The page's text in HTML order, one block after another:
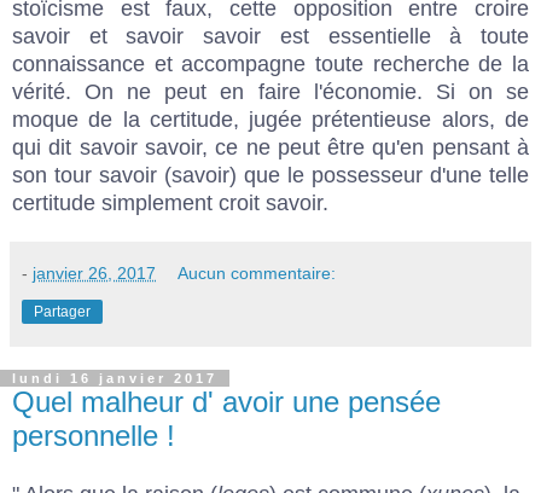
stoïcisme est faux, cette opposition entre croire
savoir et savoir savoir est essentielle à toute
connaissance et accompagne toute recherche de la
vérité. On ne peut en faire l'économie. Si on se
moque de la certitude, jugée prétentieuse alors, de
qui dit savoir savoir, ce ne peut être qu'en pensant à
son tour savoir (savoir) que le possesseur d'une telle
certitude simplement croit savoir.
- janvier 26, 2017 Aucun commentaire:
Partager
lundi 16 janvier 2017
Quel malheur d' avoir une pensée
personnelle !